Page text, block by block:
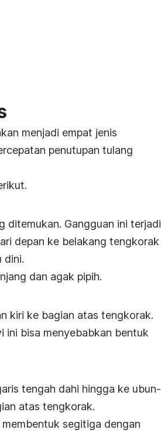
menjadi empat jenis
penutupan tulang
ditemukan. Gangguan ini terjadi
depan ke belakang tengkorak
dini.
dan agak pipih.
kiri ke bagian atas tengkorak.
ini bisa menyebabkan bentuk
tengah dahi hingga ke ubun-
atas tengkorak.
segitiga dengan